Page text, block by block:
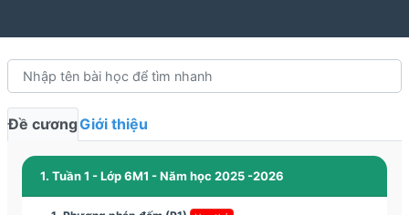
Đề cươngGiới thiệu
1. Tuần 1 - Lớp 6M1 - Năm học 2025 -2026